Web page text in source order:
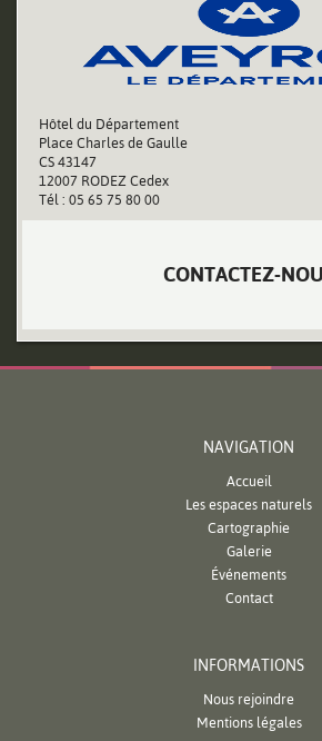
Hôtel du Département
Place Charles de Gaulle
CS 43147
12007 RODEZ Cedex
Tél : 05 65 75 80 00
CONTACTEZ-
NAVIGATION
Accueil
Les espaces naturels
Cartographie
Galerie
Événements
Contact
INFORMATIONS
Nous rejoindre
Mentions légales